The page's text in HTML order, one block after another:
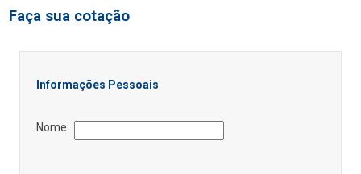
Faça sua cotação
Informações Pessoais
Nome: